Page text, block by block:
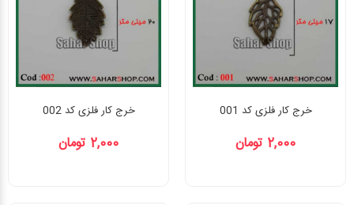
خرج کار فلزی کد 001
2,000 تومان
خرج کار فلزی کد 002
2,000 تومان